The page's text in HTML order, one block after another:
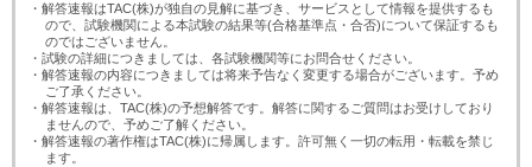
・解答速報はTAC(株)が独自の見解に基づき、サービスとして情報を提供するも
ので、試験機関による本試験の結果等(合格基準点・合否)について保証するも
のではございません。
・試験の詳細につきましては、各試験機関等にお問合せください。
・解答速報の内容につきましては将来予告なく変更する場合がございます。予め
ご了承ください。
・解答速報は、TAC(株)の予想解答です。解答に関するご質問はお受けしており
ませんので、予めご了解ください。
・解答速報の著作権はTAC(株)に帰属します。許可無く一切の転用・転載を禁じ
ます。